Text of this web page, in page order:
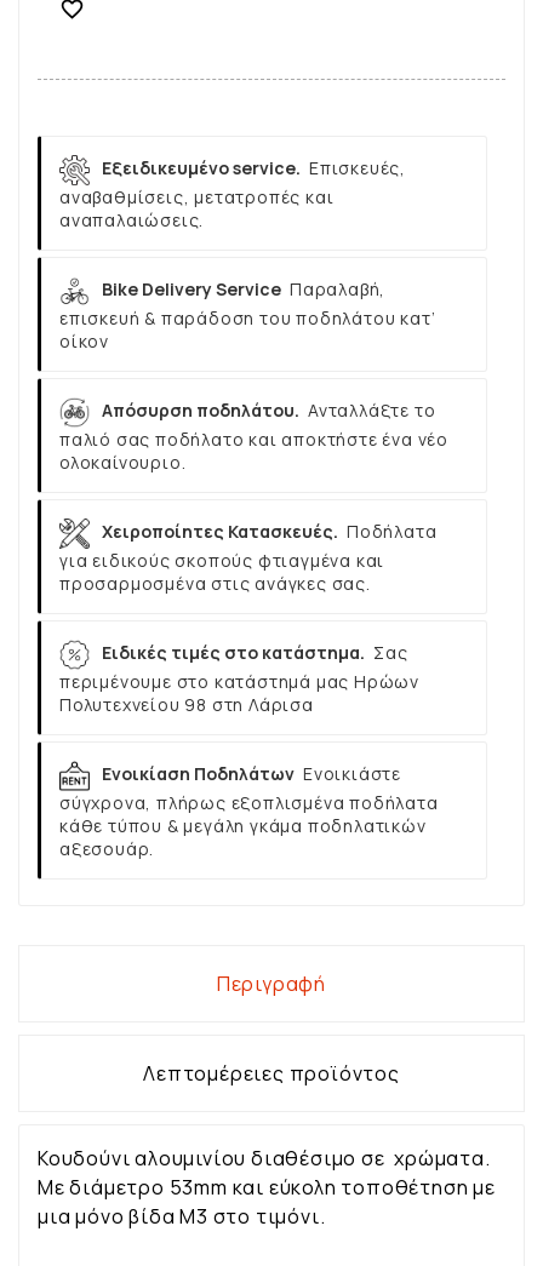

Εξειδικευμένο service. Επισκευές,
αναβαθμίσεις, μετατροπές και
αναπαλαιώσεις.
Bike Delivery Service Παραλαβή,
επισκευή & παράδοση του ποδηλάτου κατ’
οίκον
Απόσυρση ποδηλάτου. Ανταλλάξτε το
παλιό σας ποδήλατο και αποκτήστε ένα νέο
ολοκαίνουριο.
Χειροποίητες Κατασκευές. Ποδήλατα
για ειδικούς σκοπούς φτιαγμένα και
προσαρμοσμένα στις ανάγκες σας.
Ειδικές τιμές στο κατάστημα. Σας
περιμένουμε στο κατάστημά μας Ηρώων
Πολυτεχνείου 98 στη Λάρισα
Ενοικίαση Ποδηλάτων Ενοικιάστε
σύγχρονα, πλήρως εξοπλισμένα ποδήλατα
κάθε τύπου & μεγάλη γκάμα ποδηλατικών
αξεσουάρ.
Περιγραφή
Λεπτομέρειες προϊόντος
Κουδούνι αλουμινίου διαθέσιμο σε χρώματα.
Με διάμετρο 53mm και εύκολη τοποθέτηση με
μια μόνο βίδα Μ3 στο τιμόνι.